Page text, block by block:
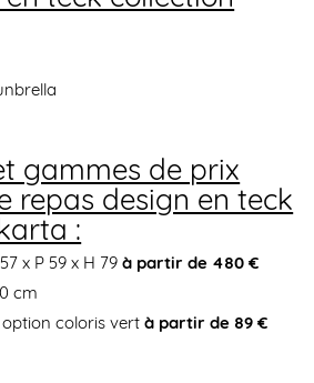
gammes de prix
repas design en teck
:
x P 59 x H 79à partir de 480 €
cm
option coloris vertà partir de 89 €